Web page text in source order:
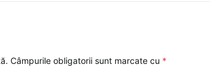
Câmpurile obligatorii sunt marcate cu *